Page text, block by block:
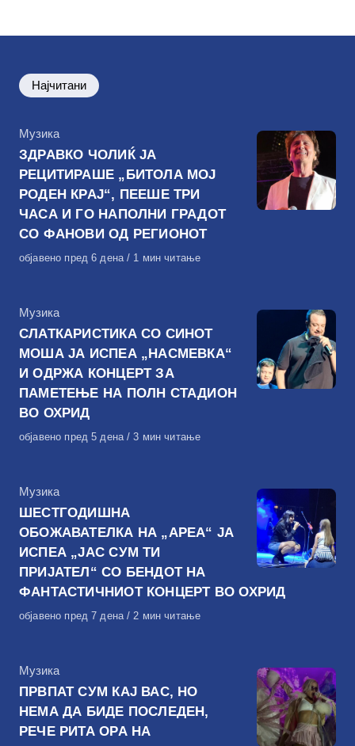
Најчитани
КАтегорија
Музика
ЗДРАВКО ЧОЛИЌ ЈА
РЕЦИТИРАШЕ „БИТОЛА МОЈ
РОДЕН КРАЈ“, ПЕЕШЕ ТРИ
ЧАСА И ГО НАПОЛНИ ГРАДОТ
СО ФАНОВИ ОД РЕГИОНОТ
Објавено
објавено пред 6 дена 1 мин читање
КАтегорија
Музика
СЛАТКАРИСТИКА СО СИНОТ
МОША ЈА ИСПЕА „НАСМЕВКА“
И ОДРЖА КОНЦЕРТ ЗА
ПАМЕТЕЊЕ НА ПОЛН СТАДИОН
ВО ОХРИД
Објавено
објавено пред 5 дена 3 мин читање
КАтегорија
Музика
ШЕСТГОДИШНА
ОБОЖАВАТЕЛКА НА „АРЕА“ ЈА
ИСПЕА „ЈАС СУМ ТИ
ПРИЈАТЕЛ“ СО БЕНДОТ НА
ФАНТАСТИЧНИОТ КОНЦЕРТ ВО ОХРИД
Објавено
објавено пред 7 дена 2 мин читање
КАтегорија
Музика
ПРВПАТ СУМ КАЈ ВАС, НО
НЕМА ДА БИДЕ ПОСЛЕДЕН,
РЕЧЕ РИТА ОРА НА